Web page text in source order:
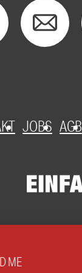
JOBS AGB
ME